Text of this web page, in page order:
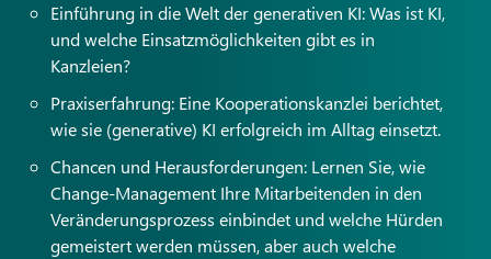
Einführung in die Welt der generativen KI: Was ist KI,
und welche Einsatzmöglichkeiten gibt es in
Kanzleien?
Praxiserfahrung: Eine Kooperationskanzlei berichtet,
wie sie (generative) KI erfolgreich im Alltag einsetzt.
Chancen und Herausforderungen: Lernen Sie, wie
Change-Management Ihre Mitarbeitenden in den
Veränderungsprozess einbindet und welche Hürden
gemeistert werden müssen, aber auch welche